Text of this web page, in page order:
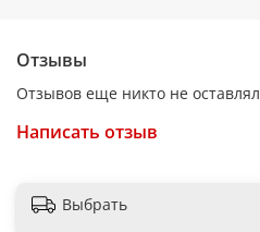
Тангенциальное охлаждение
Отзывы
Отзывов еще никто не оставлял
Написать отзыв
Выбрать